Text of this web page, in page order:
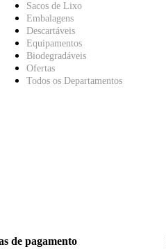
Sacos de Lixo
Embalagens
Descartáveis
Equipamentos
Biodegradáveis
Ofertas
Todos os Departamentos
de pagamento